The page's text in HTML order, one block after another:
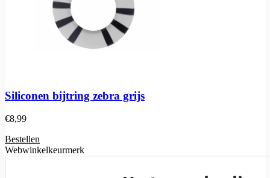
Siliconen bijtring zebra grijs
€8,99
Bestellen
Webwinkelkeurmerk